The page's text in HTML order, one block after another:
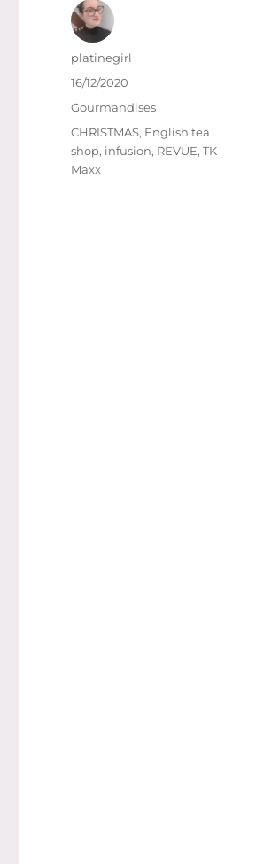
Auteur
platinegirl
Publié
le
16/12/2020
Catégories
Gourmandises
Étiquettes
CHRISTMAS, English tea
shop, infusion, REVUE,TK
Maxx